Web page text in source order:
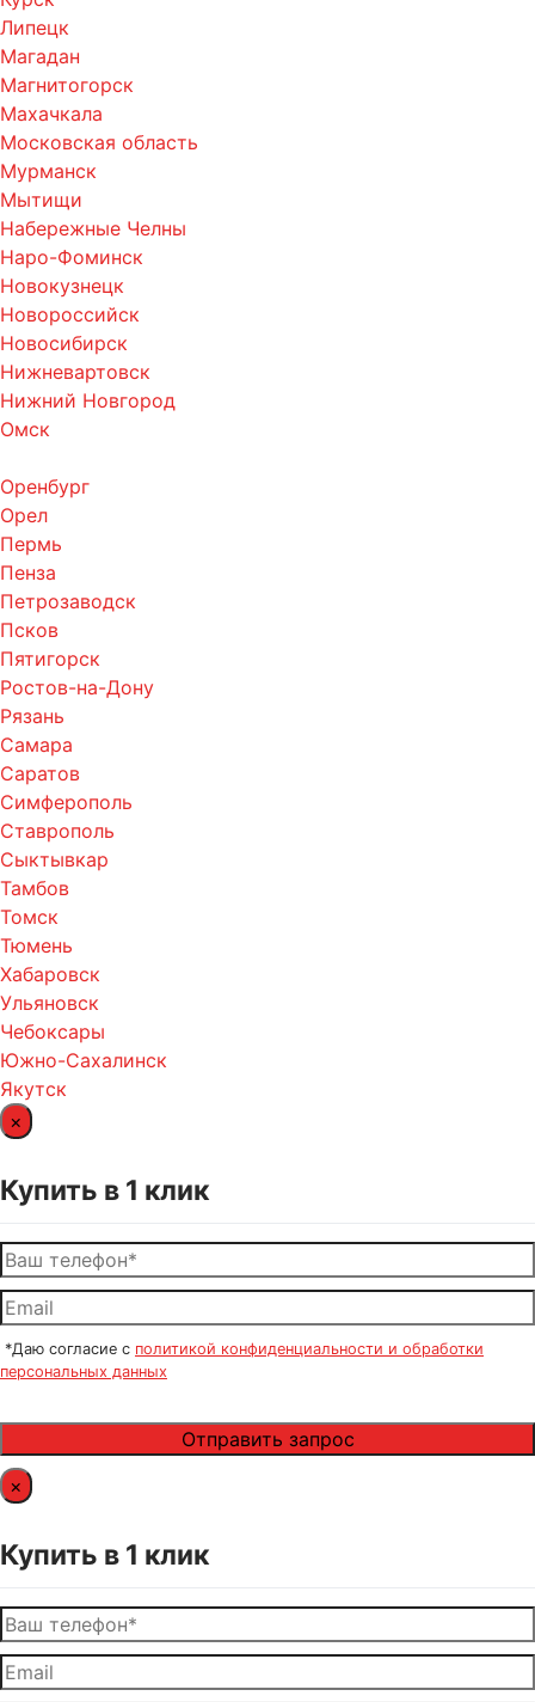
Липецк
Магадан
Магнитогорск
Махачкала
Московская область
Мурманск
Мытищи
Набережные Челны
Наро-Фоминск
Новокузнецк
Новороссийск
Новосибирск
Нижневартовск
Нижний Новгород
Омск
Оренбург
Орел
Пермь
Пенза
Петрозаводск
Псков
Пятигорск
Ростов-на-Дону
Рязань
Самара
Саратов
Симферополь
Ставрополь
Сыктывкар
Тамбов
Томск
Тюмень
Хабаровск
Ульяновск
Чебоксары
Южно-Сахалинск
Якутск
×
Купить в 1 клик
*Даю согласие с политикой конфиденциальности и обработки
персональных данных
×
Купить в 1 клик